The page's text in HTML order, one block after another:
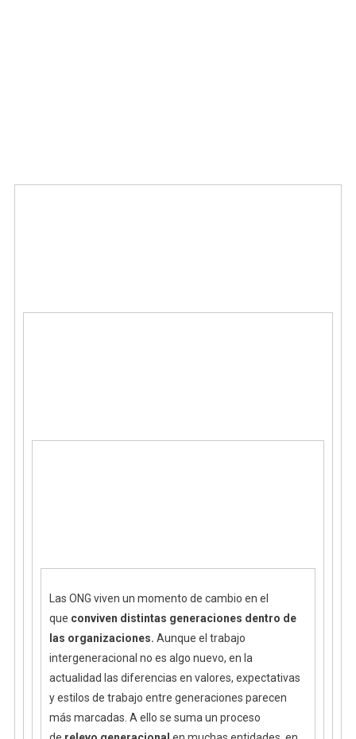
Las ONG viven un momento de cambio en el
que conviven distintas generaciones dentro de
las organizaciones. Aunque el trabajo
intergeneracional no es algo nuevo, en la
actualidad las diferencias en valores, expectativas
y estilos de trabajo entre generaciones parecen
más marcadas. A ello se suma un proceso